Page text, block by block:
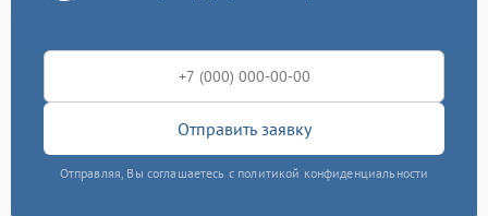
Отправить заявку
Отправляя, Вы соглашаетесь с политикой конфиденциальности